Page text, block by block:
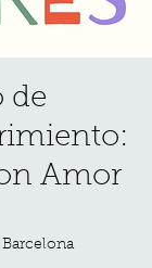
de
Amor
Barcelona